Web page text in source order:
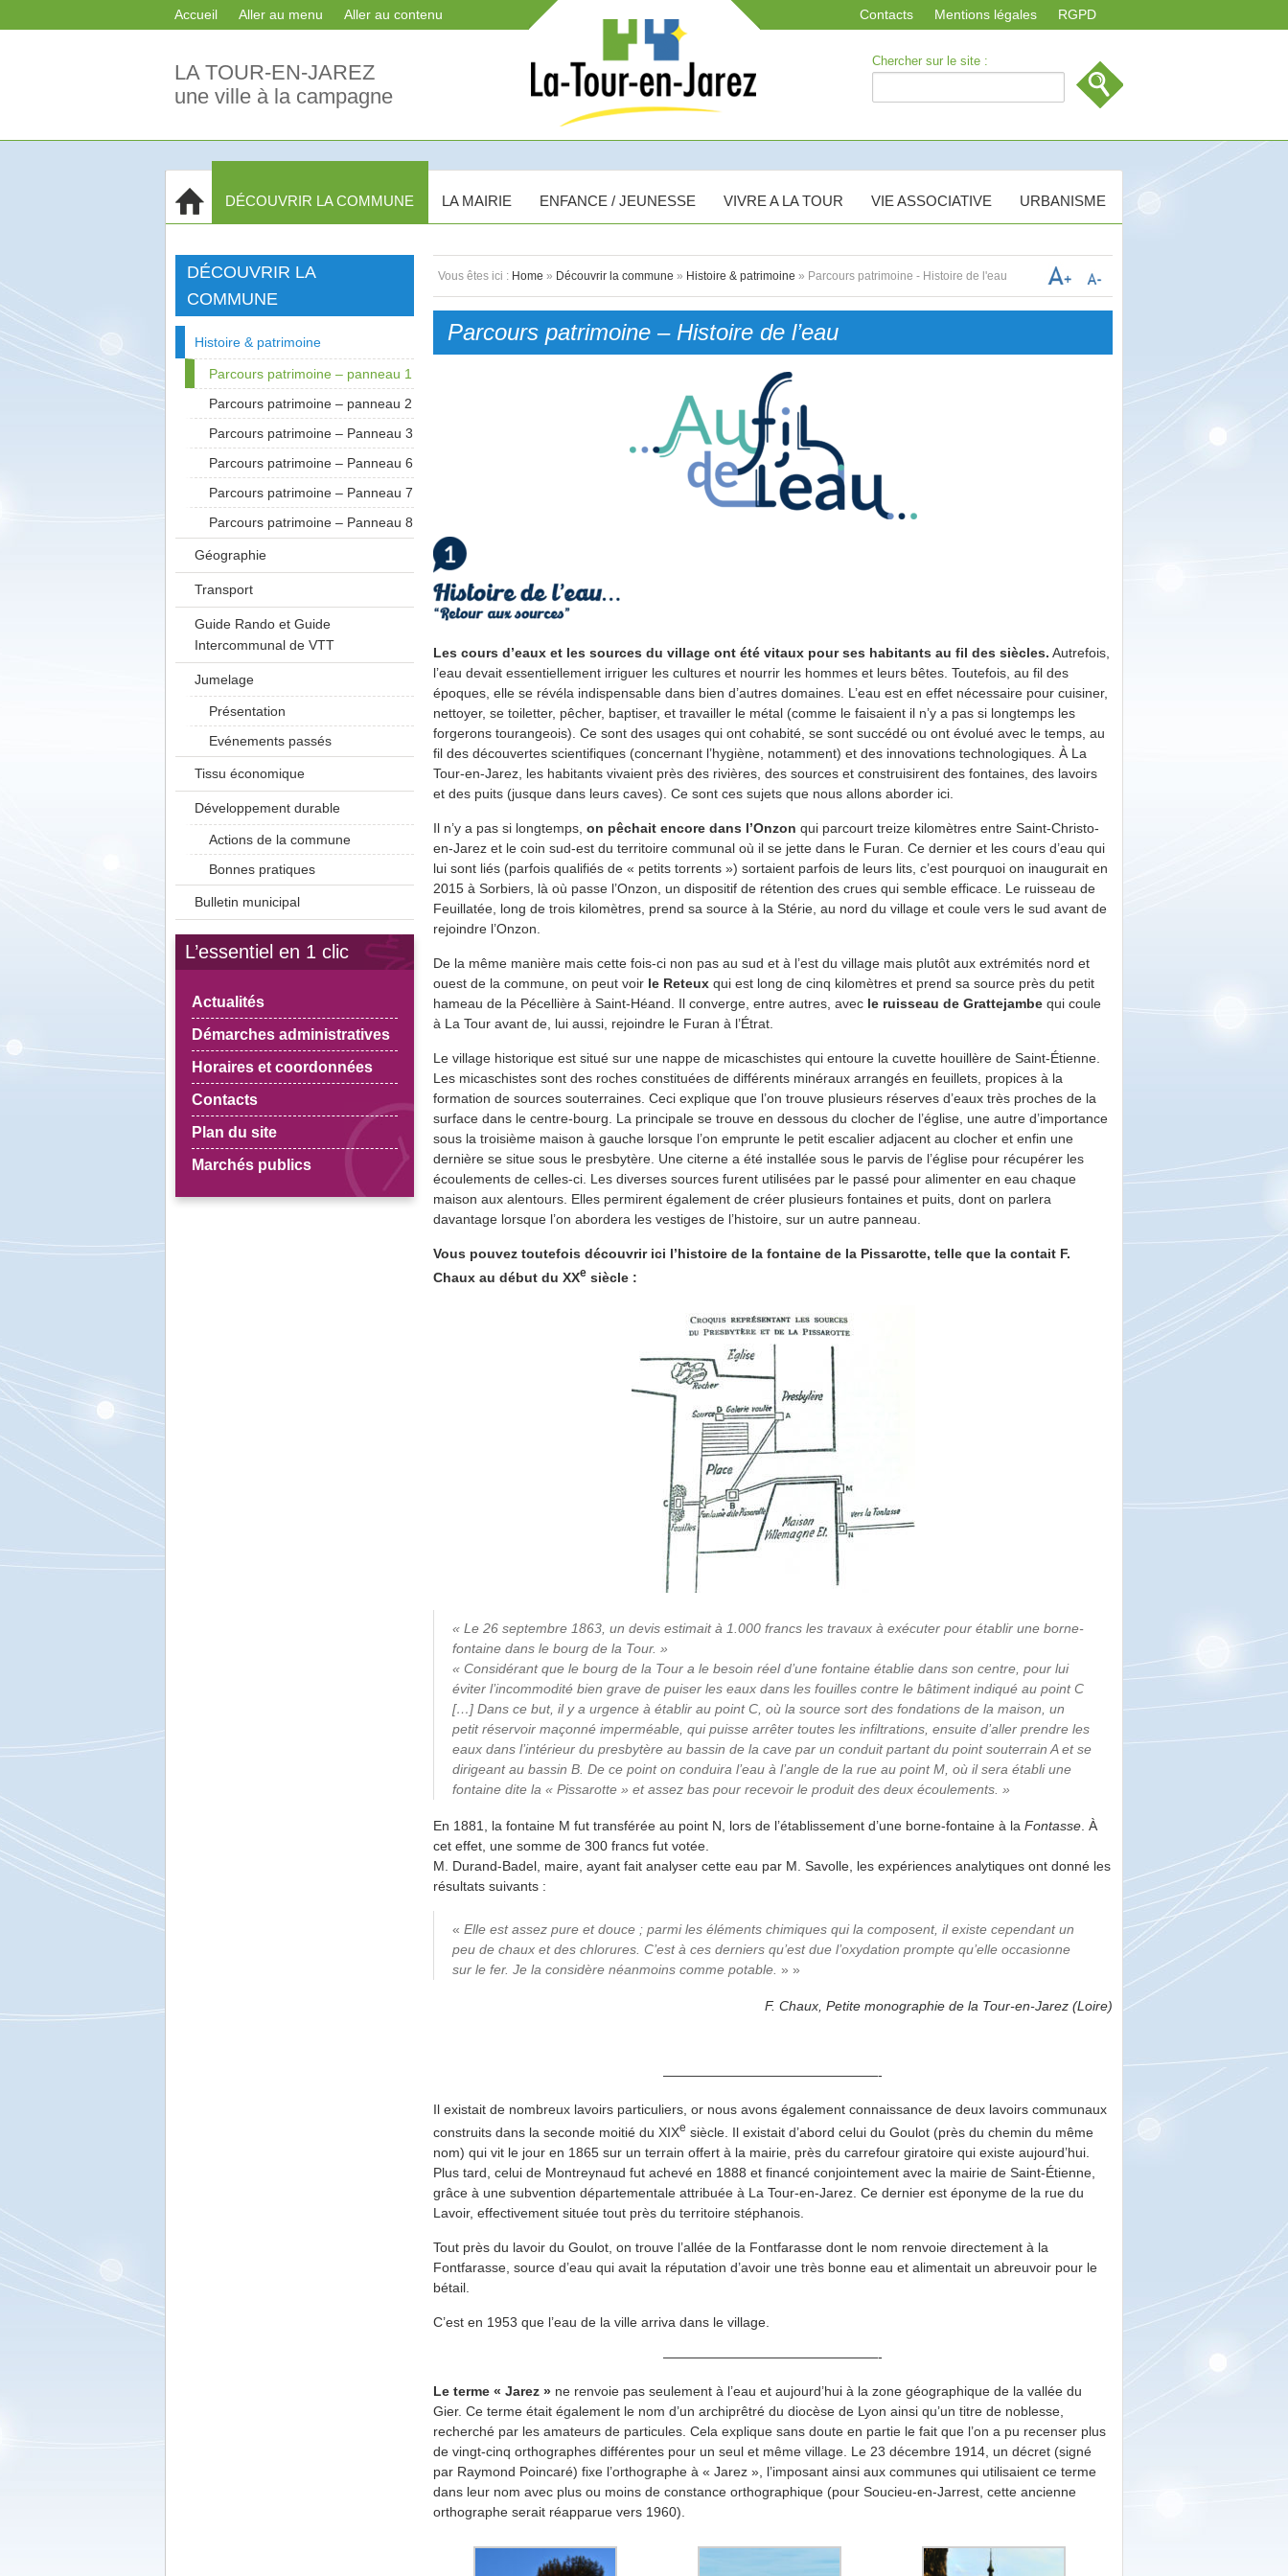
Accueil Aller au menu Aller au contenu Contacts Mentions légales RGPD
LA TOUR-EN-JAREZ
une ville à la campagne
Chercher sur le site :
DÉCOUVRIR LA COMMUNE LA MAIRIE ENFANCE / JEUNESSE VIVRE A LA TOUR VIE ASSOCIATIVE URBANISME
DÉCOUVRIR LA
COMMUNE
Histoire & patrimoine
Parcours patrimoine – panneau 1
Parcours patrimoine – panneau 2
Parcours patrimoine – Panneau 3
Parcours patrimoine – Panneau 6
Parcours patrimoine – Panneau 7
Parcours patrimoine – Panneau 8
Géographie
Transport
Guide Rando et Guide
Intercommunal de VTT
Jumelage
Présentation
Evénements passés
Tissu économique
Développement durable
Actions de la commune
Bonnes pratiques
Bulletin municipal
L’essentiel en 1 clic
Actualités
Démarches administratives
Horaires et coordonnées
Contacts
Plan du site
Marchés publics
Vous êtes ici : Home » Découvrir la commune » Histoire & patrimoine » Parcours patrimoine - Histoire de l'eau
Parcours patrimoine – Histoire de l’eau
Les cours d’eaux et les sources du village ont été vitaux pour ses habitants au fil des siècles. Autrefois,
l’eau devait essentiellement irriguer les cultures et nourrir les hommes et leurs bêtes. Toutefois, au fil des
époques, elle se révéla indispensable dans bien d’autres domaines. L’eau est en effet nécessaire pour cuisiner,
nettoyer, se toiletter, pêcher, baptiser, et travailler le métal (comme le faisaient il n’y a pas si longtemps les
forgerons tourangeois). Ce sont des usages qui ont cohabité, se sont succédé ou ont évolué avec le temps, au
fil des découvertes scientifiques (concernant l’hygiène, notamment) et des innovations technologiques. À La
Tour-en-Jarez, les habitants vivaient près des rivières, des sources et construisirent des fontaines, des lavoirs
et des puits (jusque dans leurs caves). Ce sont ces sujets que nous allons aborder ici.
Il n’y a pas si longtemps,on pêchait encore dans l’Onzon qui parcourt treize kilomètres entre Saint-Christo-
en-Jarez et le coin sud-est du territoire communal où il se jette dans le Furan. Ce dernier et les cours d’eau qui
lui sont liés (parfois qualifiés de « petits torrents ») sortaient parfois de leurs lits, c’est pourquoi on inaugurait en
2015 à Sorbiers, là où passe l’Onzon, un dispositif de rétention des crues qui semble efficace. Le ruisseau de
Feuillatée, long de trois kilomètres, prend sa source à la Stérie, au nord du village et coule vers le sud avant de
rejoindre l’Onzon.
De la même manière mais cette fois-ci non pas au sud et à l’est du village mais plutôt aux extrémités nord et
ouest de la commune, on peut voir le Reteux qui est long de cinq kilomètres et prend sa source près du petit
hameau de la Pécellière à Saint-Héand. Il converge, entre autres, avec le ruisseau de Grattejambe qui coule
à La Tour avant de, lui aussi, rejoindre le Furan à l’Étrat.
Le village historique est situé sur une nappe de micaschistes qui entoure la cuvette houillère de Saint-Étienne.
Les micaschistes sont des roches constituées de différents minéraux arrangés en feuillets, propices à la
formation de sources souterraines. Ceci explique que l’on trouve plusieurs réserves d’eaux très proches de la
surface dans le centre-bourg. La principale se trouve en dessous du clocher de l’église, une autre d’importance
sous la troisième maison à gauche lorsque l’on emprunte le petit escalier adjacent au clocher et enfin une
dernière se situe sous le presbytère. Une citerne a été installée sous le parvis de l’église pour récupérer les
écoulements de celles-ci. Les diverses sources furent utilisées par le passé pour alimenter en eau chaque
maison aux alentours. Elles permirent également de créer plusieurs fontaines et puits, dont on parlera
davantage lorsque l’on abordera les vestiges de l’histoire, sur un autre panneau.
Vous pouvez toutefois découvrir ici l’histoire de la fontaine de la Pissarotte, telle que la contait F.
Chaux au début du XXe siècle :
« Le 26 septembre 1863, un devis estimait à 1.000 francs les travaux à exécuter pour établir une borne-
fontaine dans le bourg de la Tour. »
« Considérant que le bourg de la Tour a le besoin réel d’une fontaine établie dans son centre, pour lui
éviter l’incommodité bien grave de puiser les eaux dans les fouilles contre le bâtiment indiqué au point C
[…] Dans ce but, il y a urgence à établir au point C, où la source sort des fondations de la maison, un
petit réservoir maçonné imperméable, qui puisse arrêter toutes les infiltrations, ensuite d’aller prendre les
eaux dans l’intérieur du presbytère au bassin de la cave par un conduit partant du point souterrain A et se
dirigeant au bassin B. De ce point on conduira l’eau à l’angle de la rue au point M, où il sera établi une
fontaine dite la « Pissarotte » et assez bas pour recevoir le produit des deux écoulements. »
En 1881, la fontaine M fut transférée au point N, lors de l’établissement d’une borne-fontaine à laFontasse . À
cet effet, une somme de 300 francs fut votée.
M. Durand-Badel, maire, ayant fait analyser cette eau par M. Savolle, les expériences analytiques ont donné les
résultats suivants :
«Elle est assez pure et douce ; parmi les éléments chimiques qui la composent, il existe cependant un
peu de chaux et des chlorures. C’est à ces derniers qu’est due l’oxydation prompte qu’elle occasionne
sur le fer. Je la considère néanmoins comme potable. » »
F. Chaux, Petite monographie de la Tour-en-Jarez (Loire)
————————————————-
Il existait de nombreux lavoirs particuliers, or nous avons également connaissance de deux lavoirs communaux
construits dans la seconde moitié du XIXe siècle. Il existait d’abord celui du Goulot (près du chemin du même
nom) qui vit le jour en 1865 sur un terrain offert à la mairie, près du carrefour giratoire qui existe aujourd’hui.
Plus tard, celui de Montreynaud fut achevé en 1888 et financé conjointement avec la mairie de Saint-Étienne,
grâce à une subvention départementale attribuée à La Tour-en-Jarez. Ce dernier est éponyme de la rue du
Lavoir, effectivement située tout près du territoire stéphanois.
Tout près du lavoir du Goulot, on trouve l’allée de la Fontfarasse dont le nom renvoie directement à la
Fontfarasse, source d’eau qui avait la réputation d’avoir une très bonne eau et alimentait un abreuvoir pour le
bétail.
C’est en 1953 que l’eau de la ville arriva dans le village.
————————————————-
Le terme « Jarez » ne renvoie pas seulement à l’eau et aujourd’hui à la zone géographique de la vallée du
Gier. Ce terme était également le nom d’un archiprêtré du diocèse de Lyon ainsi qu’un titre de noblesse,
recherché par les amateurs de particules. Cela explique sans doute en partie le fait que l’on a pu recenser plus
de vingt-cinq orthographes différentes pour un seul et même village. Le 23 décembre 1914, un décret (signé
par Raymond Poincaré) fixe l’orthographe à « Jarez », l’imposant ainsi aux communes qui utilisaient ce terme
dans leur nom avec plus ou moins de constance orthographique (pour Soucieu-en-Jarrest, cette ancienne
orthographe serait réapparue vers 1960).